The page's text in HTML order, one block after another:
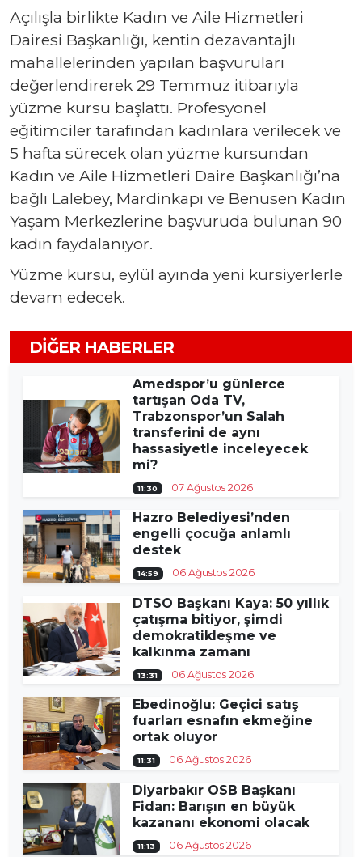
Açılışla birlikte Kadın ve Aile Hizmetleri
Dairesi Başkanlığı, kentin dezavantajlı
mahallelerinden yapılan başvuruları
değerlendirerek 29 Temmuz itibarıyla
yüzme kursu başlattı. Profesyonel
eğitimciler tarafından kadınlara verilecek ve
5 hafta sürecek olan yüzme kursundan
Kadın ve Aile Hizmetleri Daire Başkanlığı’na
bağlı Lalebey, Mardinkapı ve Benusen Kadın
Yaşam Merkezlerine başvuruda bulunan 90
kadın faydalanıyor.
Yüzme kursu, eylül ayında yeni kursiyerlerle
devam edecek.
DIĞER HABERLER
Amedspor’u günlerce
tartışan Oda TV,
Trabzonspor’un Salah
transferini de aynı
hassasiyetle inceleyecek
mi?
11:30 07 Ağustos 2026
Hazro Belediyesi’nden
engelli çocuğa anlamlı
destek
14:59 06 Ağustos 2026
DTSO Başkanı Kaya: 50 yıllık
çatışma bitiyor, şimdi
demokratikleşme ve
kalkınma zamanı
13:31 06 Ağustos 2026
Ebedinoğlu: Geçici satış
fuarları esnafın ekmeğine
ortak oluyor
11:31 06 Ağustos 2026
Diyarbakır OSB Başkanı
Fidan: Barışın en büyük
kazananı ekonomi olacak
11:13 06 Ağustos 2026